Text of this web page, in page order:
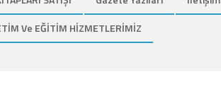
Ve EĞİTİM HİZMETLERİMİZ